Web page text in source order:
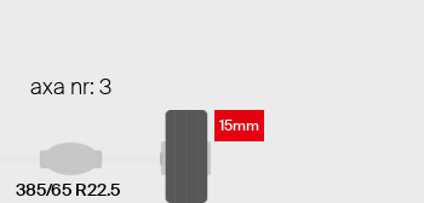
axa nr: 3
385/65 R22.5
15mm